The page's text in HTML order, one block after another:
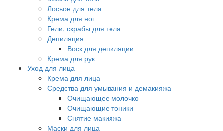
Лосьон для тела
Крема для ног
Гели, скрабы для тела
Депиляция
Воск для депиляции
Крема для рук
Уход для лица
Крема для лица
Средства для умывания и демакияжа
Очищающее молочко
Очищающие тоники
Снятие макияжа
Маски для лица